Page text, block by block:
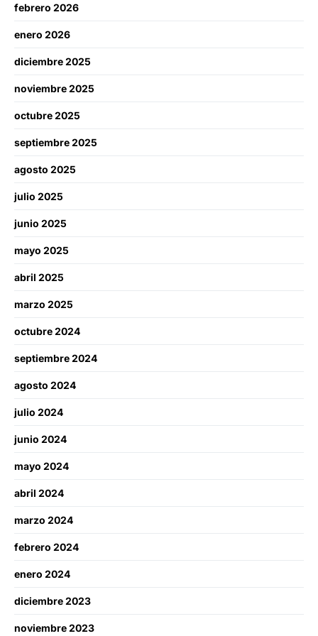
febrero 2026
enero 2026
diciembre 2025
noviembre 2025
octubre 2025
septiembre 2025
agosto 2025
julio 2025
junio 2025
mayo 2025
abril 2025
marzo 2025
octubre 2024
septiembre 2024
agosto 2024
julio 2024
junio 2024
mayo 2024
abril 2024
marzo 2024
febrero 2024
enero 2024
diciembre 2023
noviembre 2023